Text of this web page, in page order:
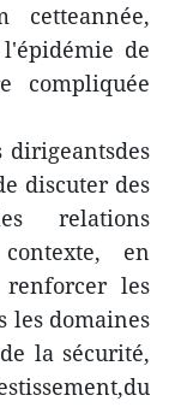
cetteannée,
de
compliquée
dirigeantsdes
discuter des
relations
en
les
les domaines
la sécurité,